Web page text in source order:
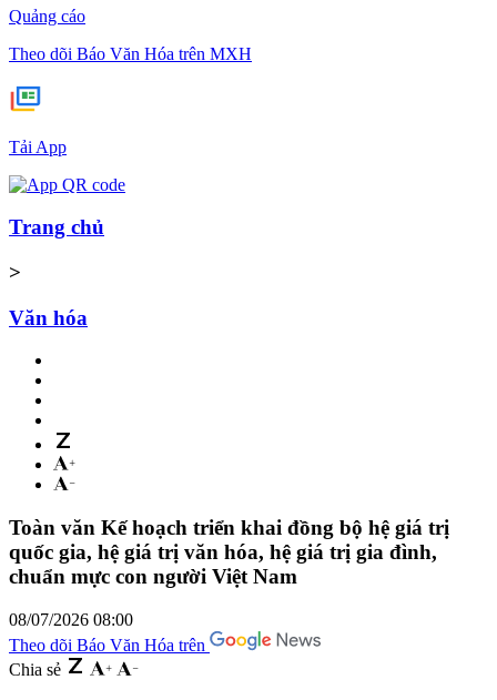
Quảng cáo
Theo dõi Báo Văn Hóa trên MXH
Tải App
Trang chủ
>
Văn hóa
Toàn văn Kế hoạch triển khai đồng bộ hệ giá trị
quốc gia, hệ giá trị văn hóa, hệ giá trị gia đình,
chuẩn mực con người Việt Nam
08/07/2026 08:00
Theo dõi Báo Văn Hóa trên
Chia sẻ